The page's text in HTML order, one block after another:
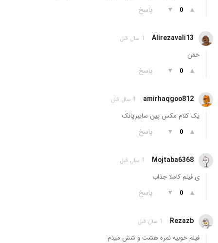
▲
0
▼ پاسخ
Alirezavali13 1 سال قبل
خفن
▲
0
▼ پاسخ
amirhaqgoo812 1 سال قبل
یک کلام مکس پین سایبرپانک
▲
0
▼ پاسخ
Mojtaba6368 1 سال قبل
ی فیلم کاملا جذاب
▲
0
▼ پاسخ
Rezazb 1 سال قبل
فیلم خوبیه نمره هشت و شش میدم